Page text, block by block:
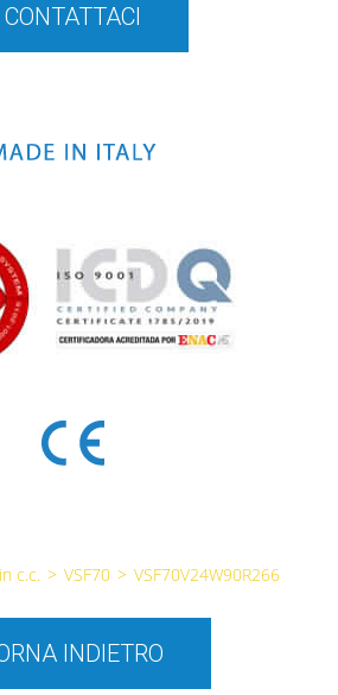
CONTATTACI
c.c. > VSF70 > VSF70V24W90R266
INDIETRO